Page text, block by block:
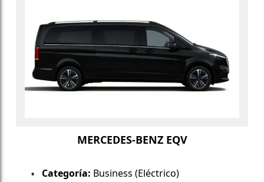
MERCEDES-BENZ EQV
Categoría: Business (Eléctrico)